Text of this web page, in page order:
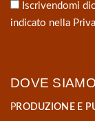
Iscrivendomi
indicato nella
DOVE SIAMO
PRODUZIONE E